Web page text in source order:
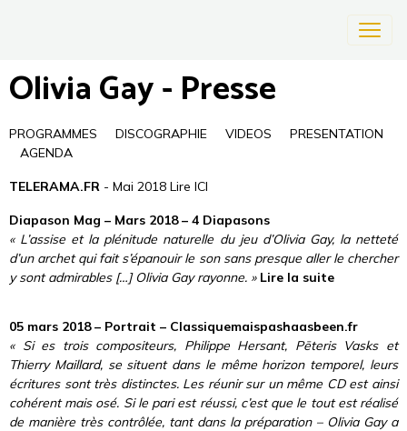
Olivia Gay - Presse
PROGRAMMES DISCOGRAPHIE VIDEOS
PRESENTATION
AGENDA
TELERAMA.FR - Mai 2018 Lire ICI
Diapason Mag – Mars 2018 – 4 Diapasons
« L’assise et la plénitude naturelle du jeu d’Olivia Gay, la netteté
d’un archet qui fait s’épanouir le son sans presque aller le chercher
y sont admirables […] Olivia Gay rayonne. » Lire la suite
05 mars 2018 – Portrait – Classiquemaispashaasbeen.fr
« Si es trois compositeurs, Philippe Hersant, Pēteris Vasks et
Thierry Maillard, se situent dans le même horizon temporel, leurs
écritures sont très distinctes. Les réunir sur un même CD est ainsi
cohérent mais osé. Si le pari est réussi, c’est que le tout est réalisé
de manière très contrôlée, tant dans la préparation – Olivia Gay a